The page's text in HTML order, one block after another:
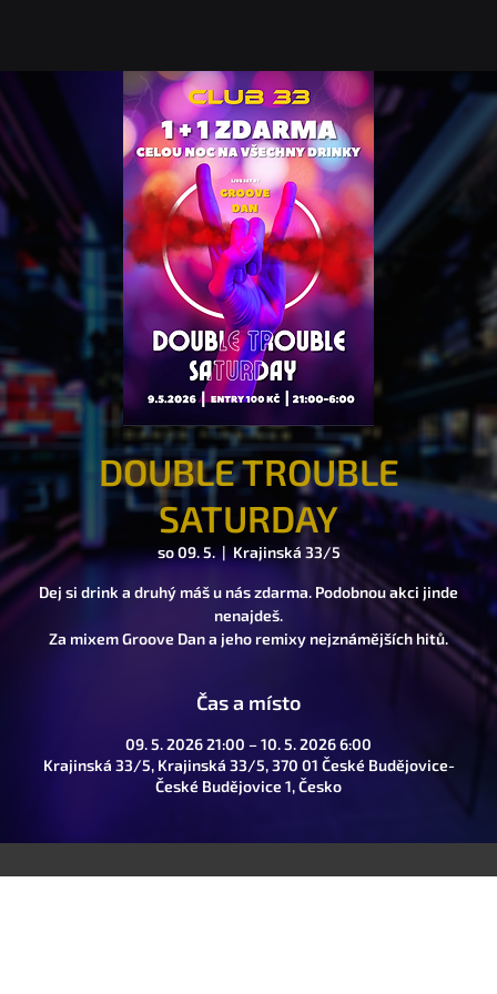
DOUBLE TROUBLE
SATURDAY
so 09. 5.
  |
Krajinská 33/5
Dej si drink a druhý máš u nás zdarma. Podobnou akci jinde
nenajdeš.
Za mixem Groove Dan a jeho remixy nejznámějších hitů.
Čas a místo
09. 5. 2026 21:00 – 10. 5. 2026 6:00
Krajinská 33/5, Krajinská 33/5, 370 01 České Budějovice-
České Budějovice 1, Česko